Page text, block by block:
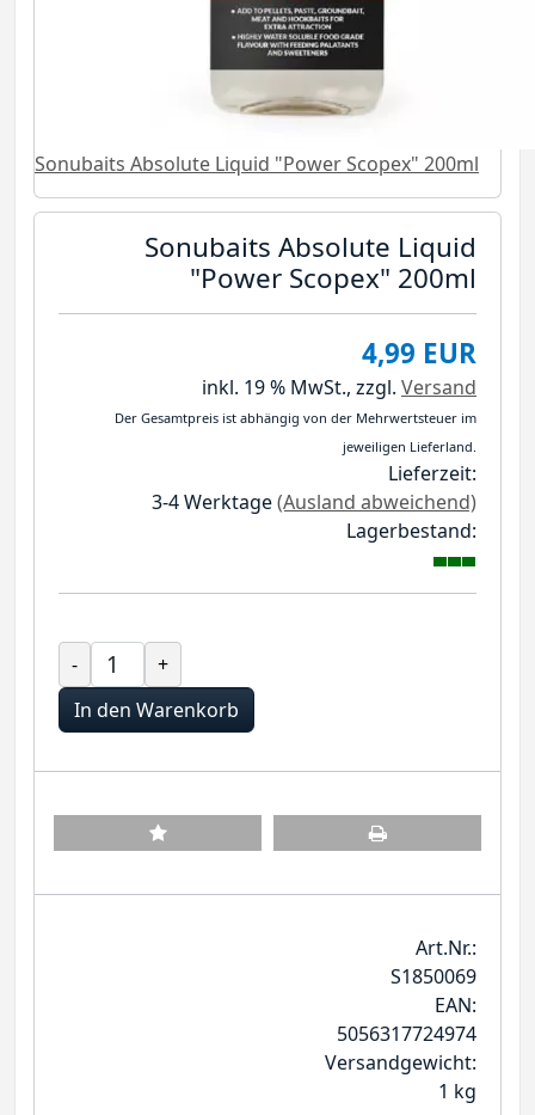
Sonubaits Absolute Liquid "Power Scopex" 200ml
Sonubaits Absolute Liquid
"Power Scopex" 200ml
4,99 EUR
inkl. 19 % MwSt., zzgl. Versand
Der Gesamtpreis ist abhängig von der Mehrwertsteuer im
jeweiligen Lieferland.
Lieferzeit:
3-4 Werktage(Ausland abweichend)
Lagerbestand:
-
+
In den Warenkorb
Art.Nr.:
S1850069
EAN:
5056317724974
Versandgewicht:
1 kg